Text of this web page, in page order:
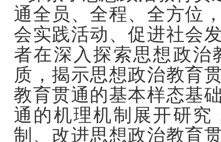
通全员、全程、全方位
会实践活动、促进社会
者在深入探索思想政治
质，揭示思想政治教育
教育贯通的基本样态基
通的机理机制展开研究
制、改进思想政治教育